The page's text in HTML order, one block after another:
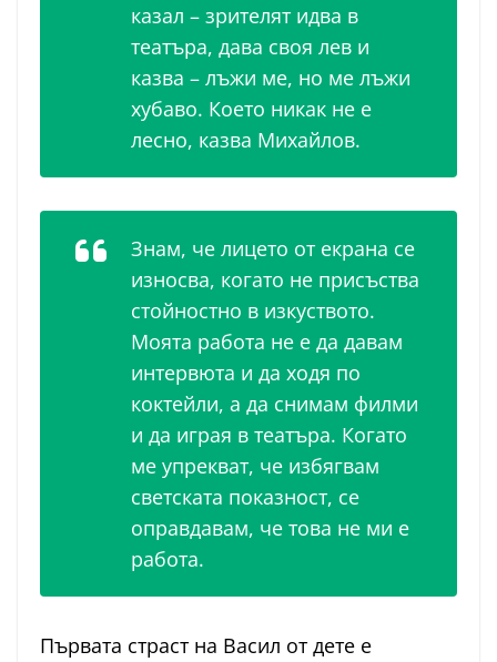
казал – зрителят идва в
театъра, дава своя лев и
казва – лъжи ме, но ме лъжи
хубаво. Което никак не е
лесно, казва Михайлов.
Знам, че лицето от екрана се
износва, когато не присъства
стойностно в изкуството.
Моята работа не е да давам
интервюта и да ходя по
коктейли, а да снимам филми
и да играя в театъра. Когато
ме упрекват, че избягвам
светската показност, се
оправдавам, че това не ми е
работа.
Първата страст на Васил от дете е